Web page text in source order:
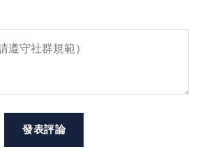
發表評論